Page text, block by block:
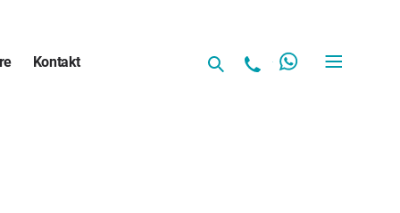
Kontakt